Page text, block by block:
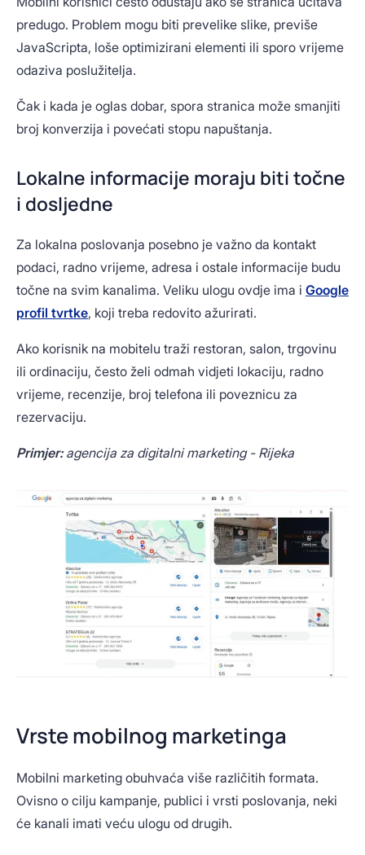
predugo. Problem mogu biti prevelike slike, previše
JavaScripta, loše optimizirani elementi ili sporo vrijeme
odaziva poslužitelja.
Čak i kada je oglas dobar, spora stranica može smanjiti
broj konverzija i povećati stopu napuštanja.
Lokalne informacije moraju biti točne
i dosljedne
Za lokalna poslovanja posebno je važno da kontakt
podaci, radno vrijeme, adresa i ostale informacije budu
točne na svim kanalima. Veliku ulogu ovdje ima i Google
profil tvrtke, koji treba redovito ažurirati.
Ako korisnik na mobitelu traži restoran, salon, trgovinu
ili ordinaciju, često želi odmah vidjeti lokaciju, radno
vrijeme, recenzije, broj telefona ili poveznicu za
rezervaciju.
Primjer: agencija za digitalni marketing - Rijeka
Vrste mobilnog marketinga
Mobilni marketing obuhvaća više različitih formata.
Ovisno o cilju kampanje, publici i vrsti poslovanja, neki
će kanali imati veću ulogu od drugih.